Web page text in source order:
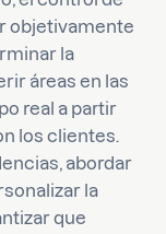
objetivamente
la
áreas en las
real a partir
los clientes.
abordar
la
que